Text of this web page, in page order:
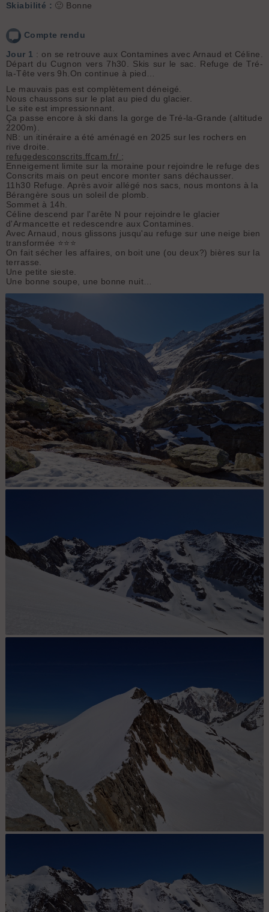
Skiabilité : 🙂 Bonne
Compte rendu
Jour 1 : on se retrouve aux Contamines avec Arnaud et Céline.
Départ du Cugnon vers 7h30. Skis sur le sac. Refuge de Tré-
la-Tête vers 9h. On continue à pied…
Le mauvais pas est complètement déneigé.
Nous chaussons sur le plat au pied du glacier.
Le site est impressionnant.
Ça passe encore à ski dans la gorge de Tré-la-Grande (altitude
2200m).
NB: un itinéraire a été aménagé en 2025 sur les rochers en
rive droite.
refugedesconscrits.ffcam.fr/ ;
Enneigement limite sur la moraine pour rejoindre le refuge des
Conscrits mais on peut encore monter sans déchausser.
11h30 Refuge. Après avoir allégé nos sacs, nous montons à la
Bérangère sous un soleil de plomb.
Sommet à 14h.
Céline descend par l'arête N pour rejoindre le glacier
d'Armancette et redescendre aux Contamines.
Avec Arnaud, nous glissons jusqu'au refuge sur une neige bien
transformée ⭐️⭐️⭐️
On fait sécher les affaires, on boit une (ou deux?) bières sur la
terrasse.
Une petite sieste.
Une bonne soupe, une bonne nuit…